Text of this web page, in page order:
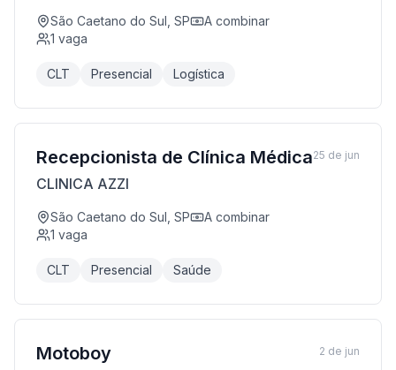
São Caetano do Sul, SP
A combinar
1 vaga
CLT Presencial Logística
Recepcionista de Clínica Médica
CLINICA AZZI
São Caetano do Sul, SP
A combinar
1 vaga
CLT Presencial Saúde
25 de jun
Motoboy 2 de jun